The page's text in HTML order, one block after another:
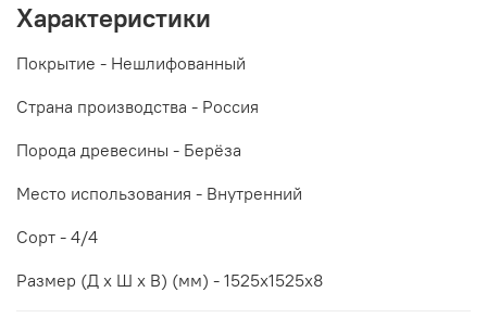
Характеристики
Покрытие - Нешлифованный
Страна производства - Россия
Порода древесины - Берёза
Место использования - Внутренний
Сорт - 4/4
Размер (Д х Ш х В) (мм) - 1525х1525х8